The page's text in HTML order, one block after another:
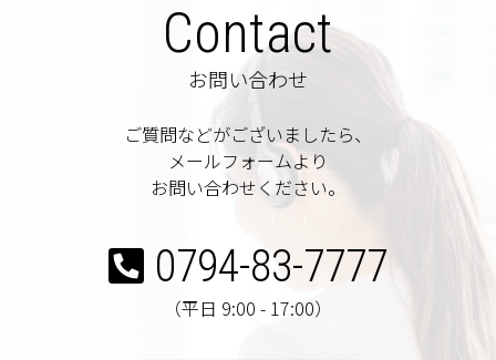
Contact
お問い合わせ
ご質問などがございましたら、
メールフォームより
お問い合わせください。
0794-83-7777
（平日 9:00 - 17:00）